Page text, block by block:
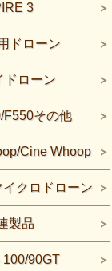
3
ドローン
ドローン
F550その他
Cine Whoop
イクロドローン
製品
100/90GT